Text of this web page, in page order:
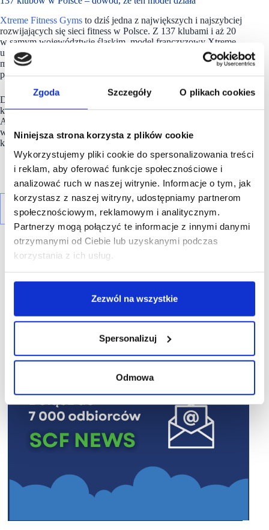
Zgoda Szczegóły O plikach cookies
Niniejsza strona korzysta z plików cookie
Wykorzystujemy pliki cookie do spersonalizowania treści
i reklam, aby oferować funkcje społecznościowe i
analizować ruch w naszej witrynie. Informacje o tym, jak
korzystasz z naszej witryny, udostępniamy partnerom
społecznościowym, reklamowym i analitycznym.
Partnerzy mogą połączyć te informacje z innymi danymi
otrzymanymi od Ciebie lub uzyskanymi podczas
korzystania z ich usług.
Zezwól na wszystkie
Spersonalizuj
Odmowa
Xtreme Fitness Gyms to dziś jedna z największych i najszybciej
rozwijających się sieci fitness w Polsce. Z 137 klubami i aż 20
w samym województwie śląskim, model franczyzowy Xtreme
udowadnia, że połączenie lokalnego zaangażowania i silnej
marki może być jednocześnie biznesowo stabilne i społecznie
potrzebne.
Dla franczyzobiorców oznacza to możliwość inwestowania
kapitału w sektor, który rośnie niezależnie od sezonu i trendów.
A dla klubowiczów – dostęp do jakości, na którą można liczyć:
wyposażenie, atmosfera, support trenerski i standard,
który pozostaje taki sam w całej Polsce.
R E K L A M A